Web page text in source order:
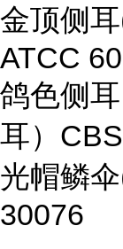
金顶侧
ATCC
鸽色侧
耳）
光帽鳞
30076